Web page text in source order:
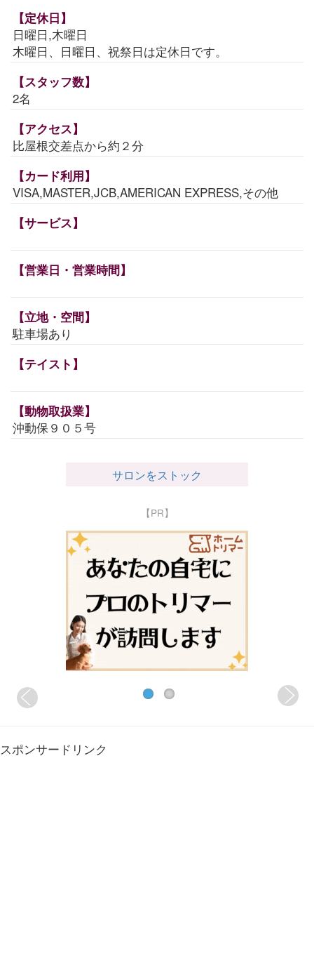
【定休日】
日曜日,木曜日
木曜日、日曜日、祝祭日は定休日です。
【スタッフ数】
2名
【アクセス】
比屋根交差点から約２分
【カード利用】
VISA,MASTER,JCB,AMERICAN EXPRESS,その他
【サービス】
【営業日・営業時間】
【立地・空間】
駐車場あり
【テイスト】
【動物取扱業】
沖動保９０５号
サロンをストック
【PR】
スポンサードリンク